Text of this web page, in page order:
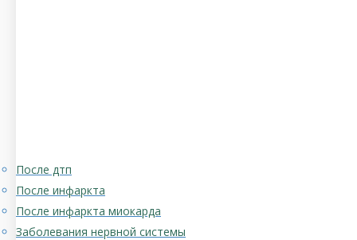
После дтп
После инфаркта
После инфаркта миокарда
Заболевания нервной системы